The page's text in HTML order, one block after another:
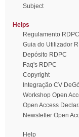
Subject
Helps
Regulamento RDPC
Guia do Utilizador
Depósito RDPC
Faq's RDPC
Copyright
Integração CV
Workshop Open
Open Access
Newsletter Open
Help